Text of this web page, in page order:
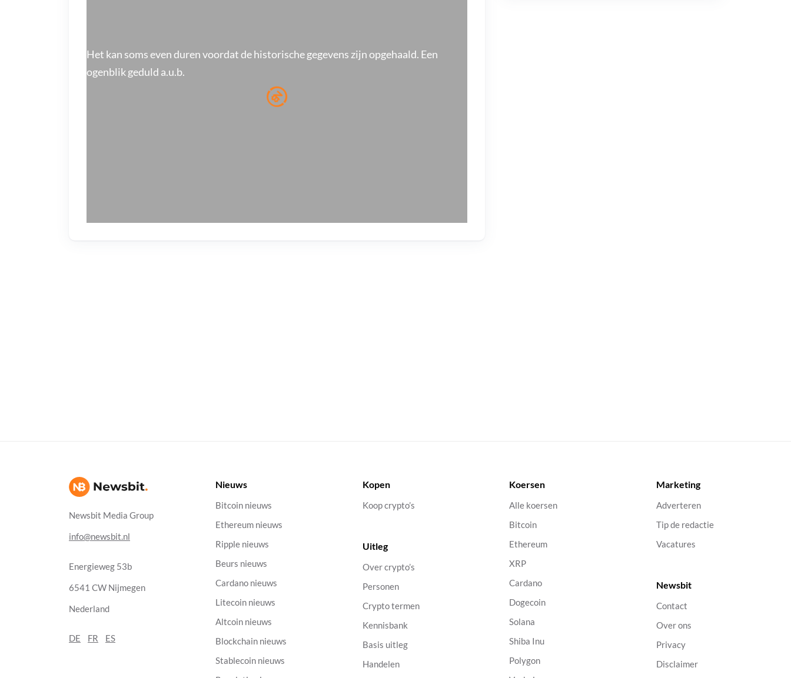
Het kan soms even duren voordat de historische gegevens zijn opgehaald. Een
ogenblik geduld a.u.b.
Newsbit Media Group
info@newsbit.nl
Energieweg 53b
6541 CW Nijmegen
Nederland
DE FR ES
Nieuws
Bitcoin nieuws
Ethereum nieuws
Ripple nieuws
Beurs nieuws
Cardano nieuws
Litecoin nieuws
Altcoin nieuws
Blockchain nieuws
Stablecoin nieuws
Kopen
Koop crypto’s
Uitleg
Over crypto’s
Personen
Crypto termen
Kennisbank
Basis uitleg
Handelen
Koersen
Alle koersen
Bitcoin
Ethereum
XRP
Cardano
Dogecoin
Solana
Shiba Inu
Polygon
Marketing
Adverteren
Tip de redactie
Vacatures
Newsbit
Contact
Over ons
Privacy
Disclaimer